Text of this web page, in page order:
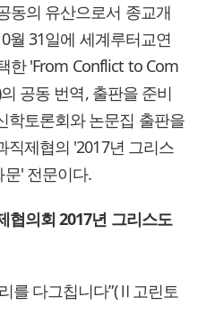
동의 유산으로서 종교개
월 31일에 세계루터교연
한 'From Conflict to Com
공동 번역, 출판을 준비
학토론회와 논문집 출판을
직제협의 '2017년 그리스
' 전문이다.
협의회 2017년 그리스도
를 다그칩니다”(Ⅱ고린토